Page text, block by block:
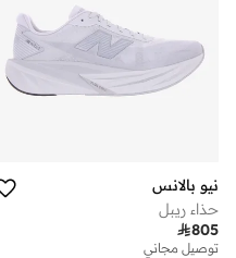
نيو بالانس
حذاء ريبل
805
توصيل مجاني